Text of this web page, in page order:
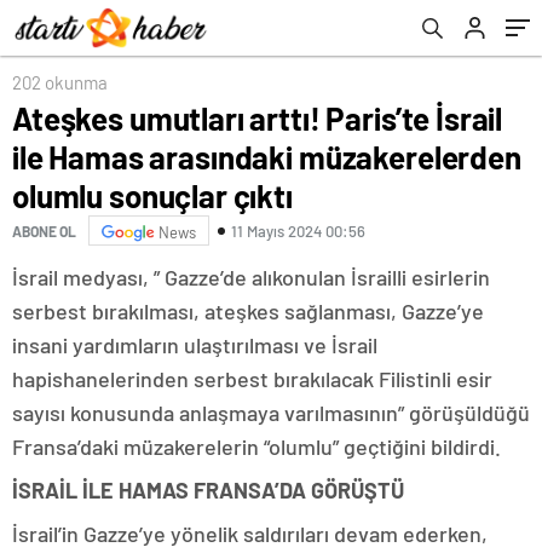
sonuçlar çıktı
202 okunma
Ateşkes umutları arttı! Paris’te İsrail
ile Hamas arasındaki müzakerelerden
olumlu sonuçlar çıktı
ABONE OL News 11 Mayıs 2024 00:56
İsrail medyası, ” Gazze’de alıkonulan İsrailli esirlerin
serbest bırakılması, ateşkes sağlanması, Gazze’ye
insani yardımların ulaştırılması ve İsrail
hapishanelerinden serbest bırakılacak Filistinli esir
sayısı konusunda anlaşmaya varılmasının” görüşüldüğü
Fransa’daki müzakerelerin “olumlu” geçtiğini bildirdi.
İSRAİL İLE HAMAS FRANSA’DA GÖRÜŞTÜ
İsrail’in Gazze’ye yönelik saldırıları devam ederken,
Bahçesi olmuştur”